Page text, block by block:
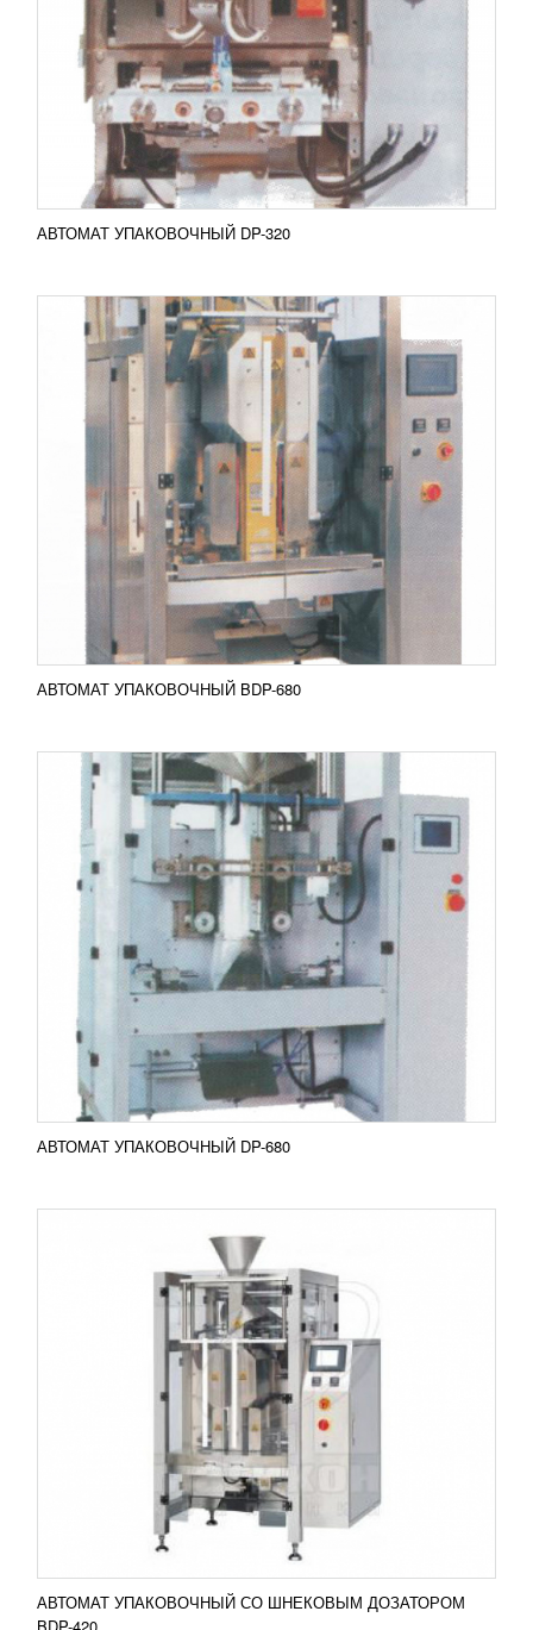
АВТОМАТ УПАКОВОЧНЫЙ DP-320
1 450 944RUB
Вертикальный автомат марки BDP-680
предназначен для упаковывания в специальные
пакеты сыпучей продукции пищевого и не
пищевого назначения. Модель...
ПОДРОБНЕЕ
Добавить в сравнение
АВТОМАТ УПАКОВОЧНЫЙ BDP-680
АВТОМАТ УПАКОВОЧНЫЙ DP-680
1 250 255RUB
Для упаковки продукции сыпучей консистенции
применяют автомат DP-680. Он способен с
высокой точностью отмерить необходимое
количество пленки и...
ПОДРОБНЕЕ
Добавить в сравнение
АВТОМАТ УПАКОВОЧНЫЙ DP-680
АВТОМАТ УПАКОВОЧНЫЙ СО ШНЕКОВЫМ
ДОЗАТОРОМ BDP-420
1 678 159RUB
Высокой производительностью отличается
упаковочный автомат со шнековым дозатором
BDP-420. Его главное преимущество –
формирование упаковочного...
ПОДРОБНЕЕ
Добавить в сравнение
АВТОМАТ УПАКОВОЧНЫЙ СО ШНЕКОВЫМ ДОЗАТОРОМ
АВТОМАТ УПАКОВОЧНЫЙ DP-520
1 011 717 RUB
Вертикальный автомат для упаковки DP-520
отличается производительностью и способен
работать вместе с дозаторами, которые могут
быть шнековыми,...
ПОДРОБНЕЕ
Добавить в сравнение